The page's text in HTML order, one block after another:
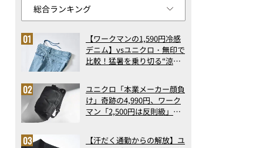
【ワークマンの1,590円冷感
デニム】vsユニクロ・無印で
比較！猛暑を乗り切る“涼感
で決定版
ユニクロ「本業メーカー顔負
け」奇跡の4,990円、ワーク
マン「2,500円は反則級」凄
ト3】（2026年6月版）
【汗だく通勤からの解放】ユ